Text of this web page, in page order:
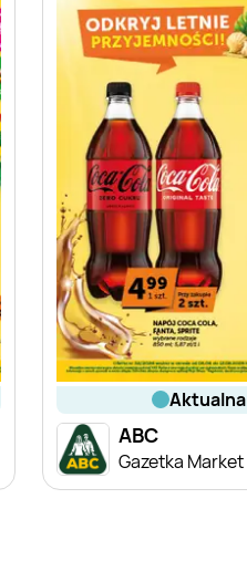
aktualna
ABC
Gazetka Market